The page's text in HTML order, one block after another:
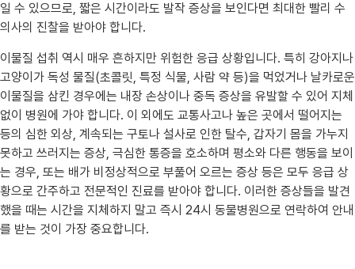
일 수 있으므로, 짧은 시간이라도 발작 증상을 보인다면 최대한 빨리 수
의사의 진찰을 받아야 합니다.
이물질 섭취 역시 매우 흔하지만 위험한 응급 상황입니다. 특히 강아지나
고양이가 독성 물질(초콜릿, 특정 식물, 사람 약 등)을 먹었거나 날카로운
이물질을 삼킨 경우에는 내장 손상이나 중독 증상을 유발할 수 있어 지체
없이 병원에 가야 합니다. 이 외에도 교통사고나 높은 곳에서 떨어지는
등의 심한 외상, 계속되는 구토나 설사로 인한 탈수, 갑자기 몸을 가누지
못하고 쓰러지는 증상, 극심한 통증을 호소하며 평소와 다른 행동을 보이
는 경우, 또는 배가 비정상적으로 부풀어 오르는 증상 등은 모두 응급 상
황으로 간주하고 전문적인 진료를 받아야 합니다. 이러한 증상들을 발견
했을 때는 시간을 지체하지 말고 즉시 24시 동물병원으로 연락하여 안내
를 받는 것이 가장 중요합니다.